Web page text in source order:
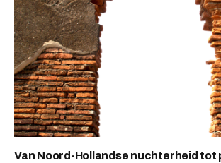
Van Noord-Hollandse nuchterheid